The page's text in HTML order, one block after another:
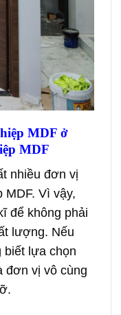
MDF ở
MDF
nhiều đơn vị
MDF. Vì vậy,
để không phải
lượng. Nếu
biết lựa chọn
đơn vị vô cùng